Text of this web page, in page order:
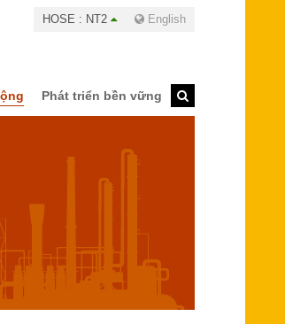
HOSE : NT2 English
Phát triển bền vững